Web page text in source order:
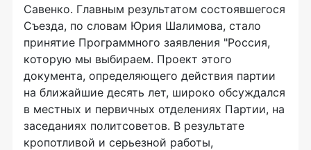
Савенко. Главным результатом состоявшегося
Съезда, по словам Юрия Шалимова, стало
принятие Программного заявления "Россия,
которую мы выбираем. Проект этого
документа, определяющего действия партии
на ближайшие десять лет, широко обсуждался
в местных и первичных отделениях Партии, на
заседаниях политсоветов. В результате
кропотливой и серьезной работы,